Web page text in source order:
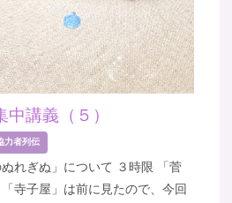
中講義（５）
力者列伝
れぎぬ」について ３時限 「菅
寺子屋」は前に見たので、今回